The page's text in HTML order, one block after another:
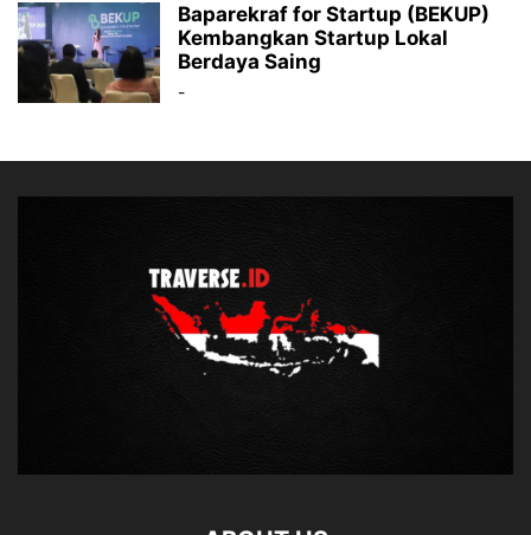
Baparekraf for Startup (BEKUP)
Kembangkan Startup Lokal
Berdaya Saing
-